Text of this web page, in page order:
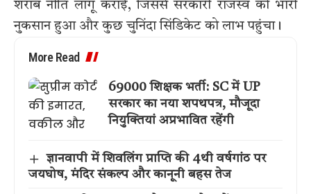
शराब नीति लागू कराई, जिससे सरकारी राजस्व को भारी
नुकसान हुआ और कुछ चुनिंदा सिंडिकेट को लाभ पहुंचा।
More Read
69000 शिक्षक भर्ती: SC में UP
सरकार का नया शपथपत्र, मौजूदा
नियुक्तियां अप्रभावित रहेंगी
ज्ञानवापी में शिवलिंग प्राप्ति की 4थी वर्षगांठ पर
जयघोष, मंदिर संकल्प और कानूनी बहस तेज